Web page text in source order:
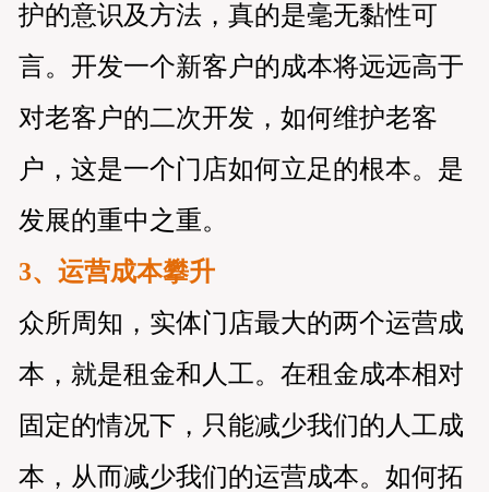
护的意识及方法，真的是毫无黏性可
言。开发一个新客户的成本将远远高于
对老客户的二次开发，如何维护老客
户，这是一个门店如何立足的根本。是
发展的重中之重。
3、运营成本攀升
众所周知，实体门店最大的两个运营成
本，就是租金和人工。在租金成本相对
固定的情况下，只能减少我们的人工成
本，从而减少我们的运营成本。如何拓